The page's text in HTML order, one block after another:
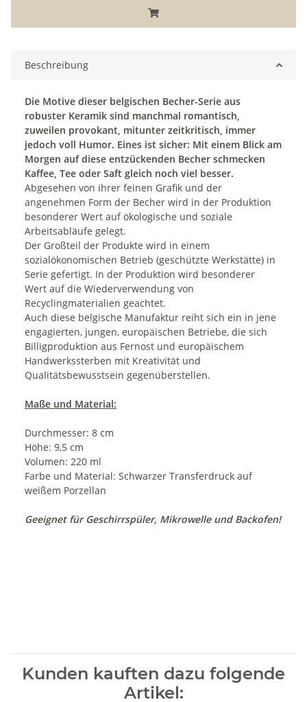
Beschreibung
Die Motive dieser belgischen Becher-Serie aus
robuster Keramik sind manchmal romantisch,
zuweilen provokant, mitunter zeitkritisch, immer
jedoch voll Humor. Eines ist sicher: Mit einem Blick am
Morgen auf diese entzückenden Becher schmecken
Kaffee, Tee oder Saft gleich noch viel besser.
Abgesehen von ihrer feinen Grafik und der
angenehmen Form der Becher wird in der Produktion
besonderer Wert auf ökologische und soziale
Arbeitsabläufe gelegt.
Der Großteil der Produkte wird in einem
sozialökonomischen Betrieb (geschützte Werkstätte) in
Serie gefertigt. In der Produktion wird besonderer
Wert auf die Wiederverwendung von
Recyclingmaterialien geachtet.
Auch diese belgische Manufaktur reiht sich ein in jene
engagierten, jungen, europäischen Betriebe, die sich
Billigproduktion aus Fernost und europäischem
Handwerkssterben mit Kreativität und
Qualitätsbewusstsein gegenüberstellen.
Maße und Material:
Durchmesser: 8 cm
Höhe: 9,5 cm
Volumen: 220 ml
Farbe und Material: Schwarzer Transferdruck auf
weißem Porzellan
Geeignet für Geschirrspüler, Mikrowelle und Backofen!
Kunden kauften dazu folgende
Artikel: